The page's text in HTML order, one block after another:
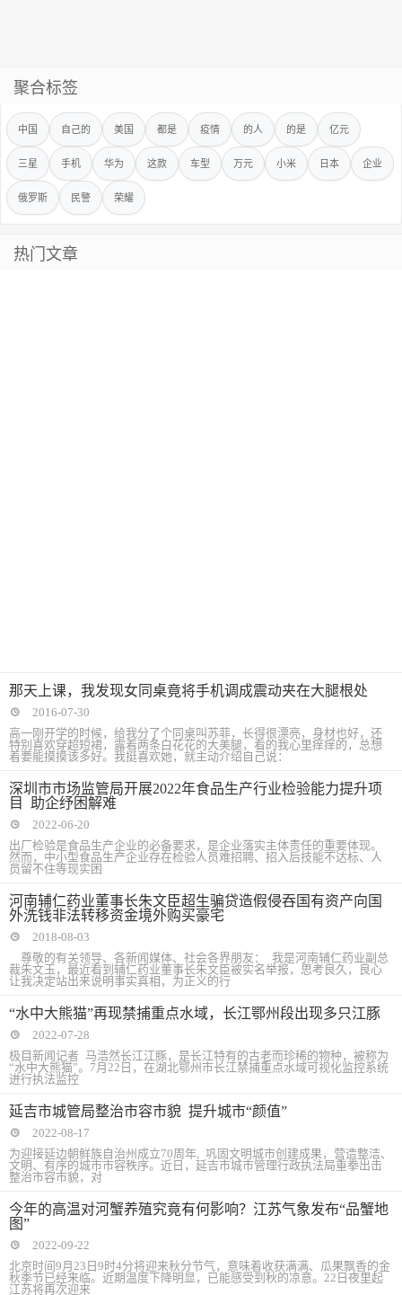
聚合标签
中国 自己的 美国 都是 疫情 的人 的是 亿元
三星 手机 华为 这款 车型 万元 小米 日本 企业
俄罗斯 民警 荣耀
热门文章
那天上课，我发现女同桌竟将手机调成震动夹在大腿根处
2016-07-30
高一刚开学的时候，给我分了个同桌叫苏菲，长得很漂亮，身材也好，还
特别喜欢穿超短裙，露着两条白花花的大美腿，看的我心里痒痒的，总想
着要能摸摸该多好。我挺喜欢她，就主动介绍自己说：
深圳市市场监管局开展2022年食品生产行业检验能力提升项
目 助企纾困解难
2022-06-20
出厂检验是食品生产企业的必备要求，是企业落实主体责任的重要体现。
然而，中小型食品生产企业存在检验人员难招聘、招入后技能不达标、人
员留不住等现实困
河南辅仁药业董事长朱文臣超生骗贷造假侵吞国有资产向国
外洗钱非法转移资金境外购买豪宅
2018-08-03
尊敬的有关领导、各新闻媒体、社会各界朋友： 我是河南辅仁药业副总
裁朱文玉，最近看到辅仁药业董事长朱文臣被实名举报，思考良久，良心
让我决定站出来说明事实真相，为正义的行
“水中大熊猫”再现禁捕重点水域，长江鄂州段出现多只江豚
2022-07-28
极目新闻记者 马浩然长江江豚，是长江特有的古老而珍稀的物种，被称为
“水中大熊猫”。7月22日，在湖北鄂州市长江禁捕重点水域可视化监控系统
进行执法监控
延吉市城管局整治市容市貌 提升城市“颜值”
2022-08-17
为迎接延边朝鲜族自治州成立70周年, 巩固文明城市创建成果，营造整洁、
文明、有序的城市市容秩序。近日，延吉市城市管理行政执法局重拳出击
整治市容市貌，对
今年的高温对河蟹养殖究竟有何影响？江苏气象发布“品蟹地
图”
2022-09-22
北京时间9月23日9时4分将迎来秋分节气，意味着收获满满、瓜果飘香的金
秋季节已经来临。近期温度下降明显，已能感受到秋的凉意。22日夜里起
江苏将再次迎来